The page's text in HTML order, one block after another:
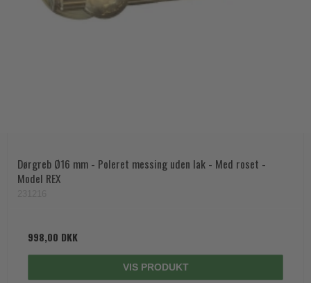
Dørgreb Ø16 mm - Poleret messing uden lak - Med roset -
Model REX
998,00 DKK
VIS PRODUKT